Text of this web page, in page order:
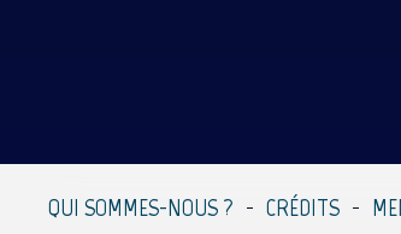
QUI SOMMES-NOUS ? CRÉDITS